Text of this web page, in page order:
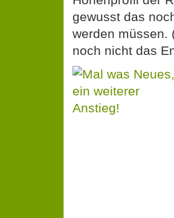
gewusst das
werden müssen.
noch nicht das